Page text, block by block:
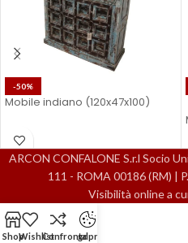
-50%
Mobile indiano (120x47x100)
ARCON CONFALONE S.r.l Socio
111 - ROMA 00186 (RM) |
Visibilità online a
ShopWishlistConfrontagdpr